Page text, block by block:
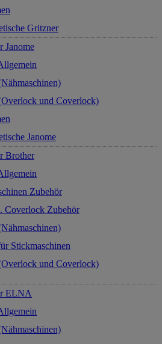
Gritzner
Janome
und Coverlock)
Janome
Brother
Zubehör
Coverlock Zubehör
Stickmaschinen
und Coverlock)
ELNA